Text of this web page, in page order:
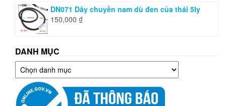
DN071 Dây chuyền nam dù đen của thái 5ly
150,000 ₫
DANH MỤC
Danh
mục